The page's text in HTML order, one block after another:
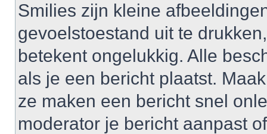
Smilies zijn kleine
gevoelstoestand uit te
betekent ongelukkig. Alle
als je een bericht plaatst.
ze maken een bericht snel
moderator je bericht aanpast